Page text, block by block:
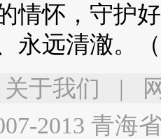
情怀，守护
永远清澈。
关于我们 |
2013 青海